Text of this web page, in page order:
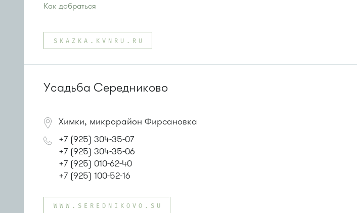
Как добраться
Автобус № 14, 32, 28
или до остановки"Овражная улица"
Маршрутка № 707м
SKAZKA.KVNRU.RU
Усадьба Середниково
Химки, микрорайон Фирсановка
+7 (925) 304-35-07
+7 (925) 304-35-06
+7 (925) 010-62-40
+7 (925) 100-52-16
WWW.SEREDNIKOVO.SU